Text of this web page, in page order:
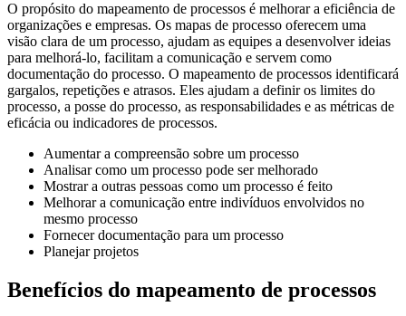
O propósito do mapeamento de processos é melhorar a eficiência de
organizações e empresas. Os mapas de processo oferecem uma
visão clara de um processo, ajudam as equipes a desenvolver ideias
para melhorá-lo, facilitam a comunicação e servem como
documentação do processo. O mapeamento de processos identificará
gargalos, repetições e atrasos. Eles ajudam a definir os limites do
processo, a posse do processo, as responsabilidades e as métricas de
eficácia ou indicadores de processos.
Aumentar a compreensão sobre um processo
Analisar como um processo pode ser melhorado
Mostrar a outras pessoas como um processo é feito
Melhorar a comunicação entre indivíduos envolvidos no
mesmo processo
Fornecer documentação para um processo
Planejar projetos
Benefícios do mapeamento de processos